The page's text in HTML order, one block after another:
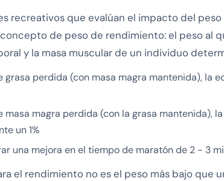
recreativos que evalúan el impacto del
de peso de rendimiento: el peso al
y la masa muscular de un individuo
grasa perdida (con masa magra mantenida),
masa magra perdida (con la grasa mantenida),
un 1%
una mejora en el tiempo de maratón de 2 - 3
el rendimiento no es el peso más bajo que